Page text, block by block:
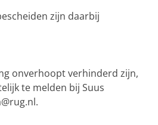
zijn daarbij
onverhoopt verhinderd zijn,
te melden bij Suus